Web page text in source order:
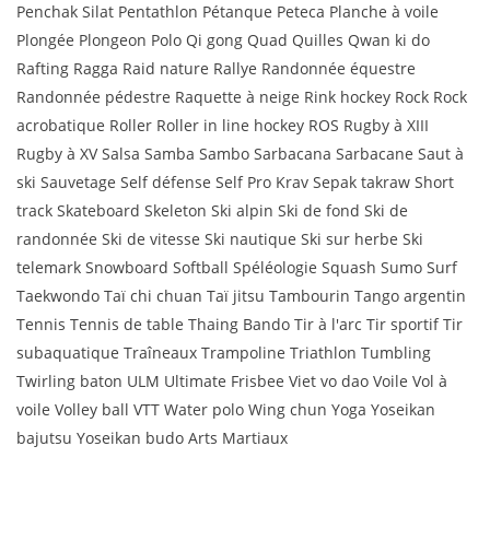
Penchak Silat Pentathlon Pétanque Peteca Planche à voile
Plongée Plongeon Polo Qi gong Quad Quilles Qwan ki do
Rafting Ragga Raid nature Rallye Randonnée équestre
Randonnée pédestre Raquette à neige Rink hockey Rock Rock
acrobatique Roller Roller in line hockey ROS Rugby à XIII
Rugby à XV Salsa Samba Sambo Sarbacana Sarbacane Saut à
ski Sauvetage Self défense Self Pro Krav Sepak takraw Short
track Skateboard Skeleton Ski alpin Ski de fond Ski de
randonnée Ski de vitesse Ski nautique Ski sur herbe Ski
telemark Snowboard Softball Spéléologie Squash Sumo Surf
Taekwondo Taï chi chuan Taï jitsu Tambourin Tango argentin
Tennis Tennis de table Thaing Bando Tir à l'arc Tir sportif Tir
subaquatique Traîneaux Trampoline Triathlon Tumbling
Twirling baton ULM Ultimate Frisbee Viet vo dao Voile Vol à
voile Volley ball VTT Water polo Wing chun Yoga Yoseikan
bajutsu Yoseikan budo Arts Martiaux